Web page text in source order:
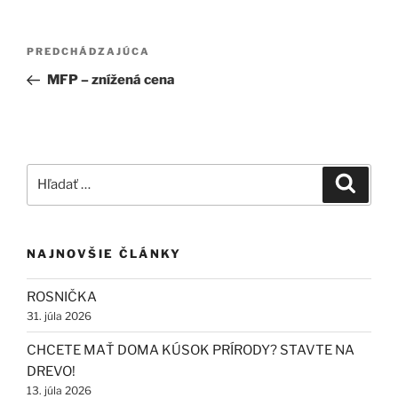
Navigácia
článku
Predchádzajúci
článok
PREDCHÁDZAJÚCA
MFP – znížená cena
NAJNOVŠIE ČLÁNKY
ROSNIČKA
31. júla 2026
CHCETE MAŤ DOMA KÚSOK PRÍRODY? STAVTE NA
DREVO!
13. júla 2026